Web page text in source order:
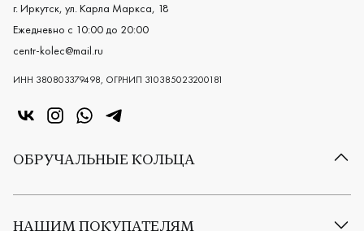
г. Иркутск, ул. Карла Маркса, 18
Ежедневно с 10:00 до 20:00
centr-kolec@mail.ru
ИНН 380803379498, ОГРНИП 310385023200181
«Центр колец» в VK
«Центр колец» в Instagram
«Центр колец» в Whatsapp
«Центр колец» в Telegram
ОБРУЧАЛЬНЫЕ КОЛЬЦА
Все обручальные кольца
НАШИМ ПОКУПАТЕЛЯМ